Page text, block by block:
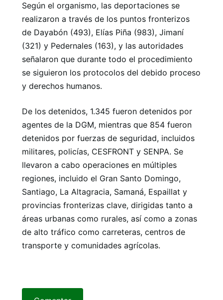
Según el organismo, las deportaciones se
realizaron a través de los puntos fronterizos
de Dayabón (493), Elías Piña (983), Jimaní
(321) y Pedernales (163), y las autoridades
señalaron que durante todo el procedimiento
se siguieron los protocolos del debido proceso
y derechos humanos.
De los detenidos, 1.345 fueron detenidos por
agentes de la DGM, mientras que 854 fueron
detenidos por fuerzas de seguridad, incluidos
militares, policías, CESFRONT y SENPA. Se
llevaron a cabo operaciones en múltiples
regiones, incluido el Gran Santo Domingo,
Santiago, La Altagracia, Samaná, Espaillat y
provincias fronterizas clave, dirigidas tanto a
áreas urbanas como rurales, así como a zonas
de alto tráfico como carreteras, centros de
transporte y comunidades agrícolas.